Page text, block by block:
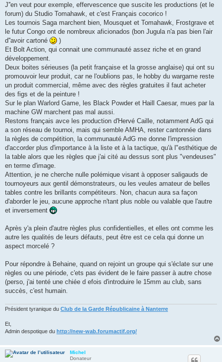
J''en veut pour exemple, effervescence que suscite les productions (et le
forum) du Studio Tomahawk, et c'est Français cocorico !
Les tournois Saga marchent bien, Mousquet et Tomahawk, Frostgrave et
le futur Congo ont de nombreux aficionados (bon Jugula n'a pas bien l'air
d''avoir cartoné
)
Et Bolt Action, qui connait une communauté assez riche et en grand
développement.
Deux boites sérieuses (la petit française et la grosse anglaise) qui ont su
promouvoir leur produit, car ne l'oublions pas, le hobby du wargame reste
un produit commercial, même avec des règles gratuites il faut acheter
des figs et de la peinture !
Sur le plan Warlord Game, les Black Powder et Haill Caesar, mues par la
machine GW marchent pas mal aussi.
Restons français avce les production d'Hervé Caille, notamment AdG qui
a son réseau de tournoi, mais qui semble AMHA, rester cantonnée dans
la règles de compétition, la communauté AdG me donne l'impression
d'accorder plus d'importance à la liste et à la tactique, qu'à l"esthétique de
la table alors que les règles que j'ai cité au dessus sont plus "vendeuses"
en terme d'image.
Attention, je ne cherche nulle polémique visant à opposer saligauds de
tournoyeurs aux gentil démonstrateurs, ou les veules amateur de belles
tables contre les brillants compétiteurs. Non, chacun aura sa façon
d'aborder le jeu, aucune approche n'tant plus noble ou valable que l'autre
et inversement
Après y'a plein d'autre règles plus confidentielles, et elles ont comme les
autre les qualités de leurs défauts, peut être est ce cela qui donne un
aspect morcelé ?
Pour répondre à Behaine, quand on rejoint un groupe qui s'éclate sur une
règles ou une période, c'ets pas évident de le faire passer à autre chose
(perso, j'ai tenté une chiée d efois d'introduire le 15mm au club, sans
succès, c'est humain.
Président tyranique du Club de la Garde Républicaine à Nanterre
Et,
Admin despotique du http://new-wab.forumactif.org/
Michel
Donateur